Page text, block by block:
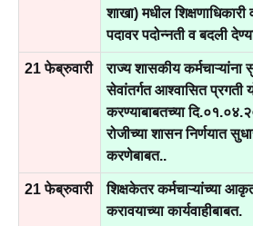
शाखा) मधील
पदावर पदोन्नती व बदली
21 फेब्रुवारी
राज्य शासकीय कर्मचाऱ्यांना
सेवांतर्गत आश्वासित प्रगती
करण्याबाबतच्या
रोजीच्या शासन निर्णयात
करणेबाबत..
21 फेब्रुवारी
शिक्षकेतर कर्मचाऱ्यांच्या
करावयाच्या कार्यवाहीबाबत.